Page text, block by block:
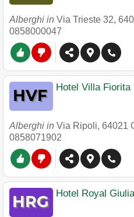
Alberghi in Via Trieste 32,
0858000047
Hotel Villa Fiorita
Alberghi in Via Ripoli, 64021
0858071902
Hotel Royal